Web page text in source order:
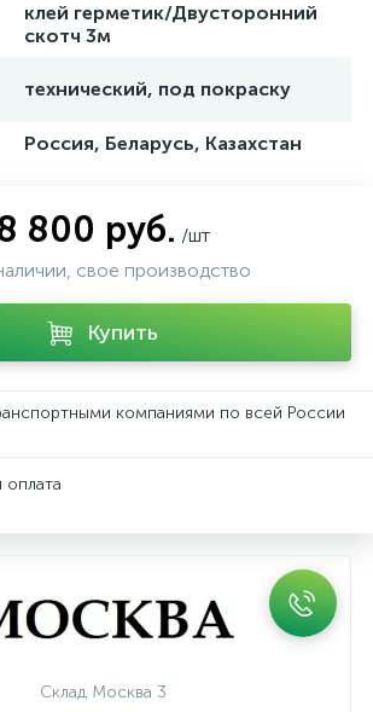
клей герметик/Двусторонний
скотч 3м
технический, под покраску
Россия, Беларусь, Казахстан
800 руб. /шт
свое производство
Купить
компаниями по всей России
оплата
Склад Москва 3